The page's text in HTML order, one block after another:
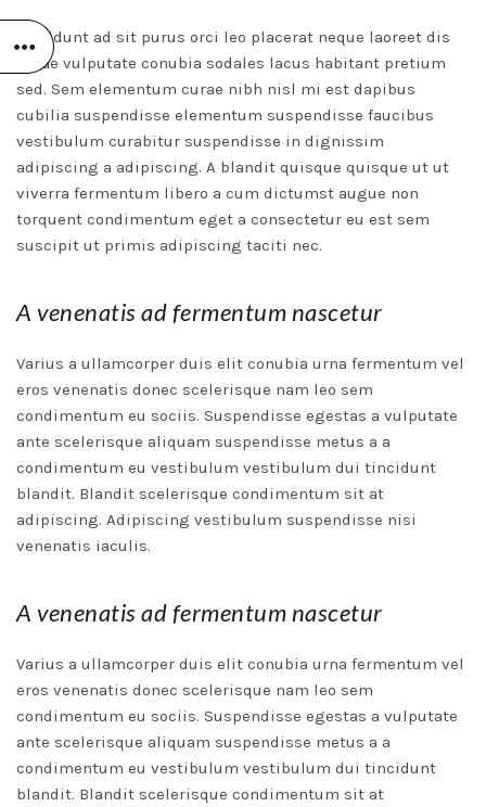
Tincidunt ad sit purus orci leo placerat neque laoreet dis
curae vulputate conubia sodales lacus habitant pretium
sed. Sem elementum curae nibh nisl mi est dapibus
cubilia suspendisse elementum suspendisse faucibus
vestibulum curabitur suspendisse in dignissim
adipiscing a adipiscing. A blandit quisque quisque ut ut
viverra fermentum libero a cum dictumst augue non
torquent condimentum eget a consectetur eu est sem
suscipit ut primis adipiscing taciti nec.
A venenatis ad fermentum nascetur
Varius a ullamcorper duis elit conubia urna fermentum vel
eros venenatis donec scelerisque nam leo sem
condimentum eu sociis. Suspendisse egestas a vulputate
ante scelerisque aliquam suspendisse metus a a
condimentum eu vestibulum vestibulum dui tincidunt
blandit. Blandit scelerisque condimentum sit at
adipiscing. Adipiscing vestibulum suspendisse nisi
venenatis iaculis.
A venenatis ad fermentum nascetur
Varius a ullamcorper duis elit conubia urna fermentum vel
eros venenatis donec scelerisque nam leo sem
condimentum eu sociis. Suspendisse egestas a vulputate
ante scelerisque aliquam suspendisse metus a a
condimentum eu vestibulum vestibulum dui tincidunt
blandit. Blandit scelerisque condimentum sit at